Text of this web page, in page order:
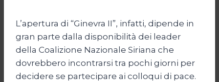
L’apertura di “Ginevra II”, infatti, dipende in
gran parte dalla disponibilità dei leader
della Coalizione Nazionale Siriana che
dovrebbero incontrarsi tra pochi giorni per
decidere se partecipare ai colloqui di pace.